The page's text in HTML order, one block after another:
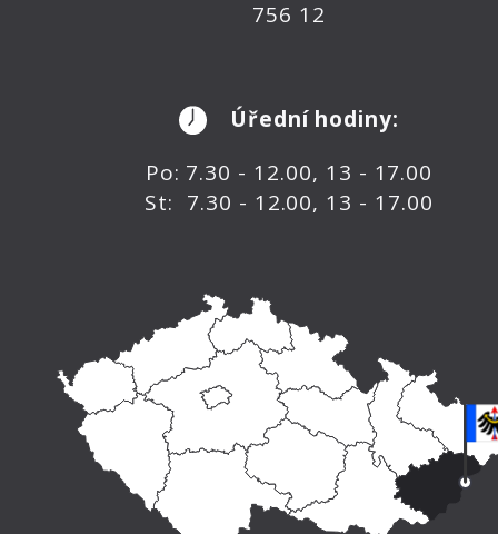
756 12
Úřední hodiny:
Po: 7.30 - 12.00, 13 - 17.00
St: 7.30 - 12.00, 13 - 17.00